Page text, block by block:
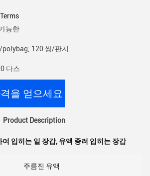
능한
polybag; 120 쌍/판지
다스
을 얻으세요
Product Description
여 입히는 일 장갑, 유액 종려 입히는 장갑
주름진 유액